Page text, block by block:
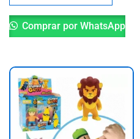
Comprar por WhatsApp